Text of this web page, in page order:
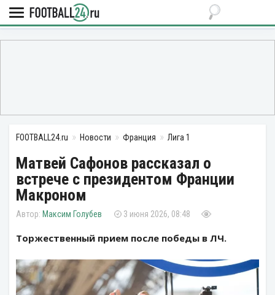
FOOTBALL24.ru Новости Франция Лига 1
Матвей Сафонов рассказал о
встрече с президентом Франции
Макроном
Максим Голубев 3 июня 2026, 08:48
Торжественный прием после победы в ЛЧ.